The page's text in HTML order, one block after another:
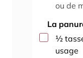
ou de
La
▢
½
usage